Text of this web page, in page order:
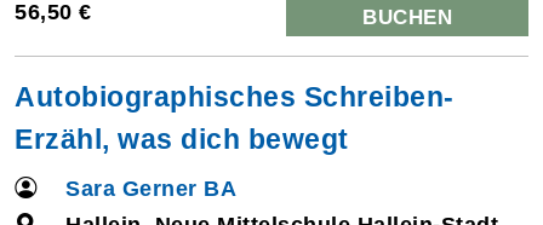
56,50 € BUCHEN
Autobiographisches Schreiben-
Erzähl, was dich bewegt
Sara Gerner BA